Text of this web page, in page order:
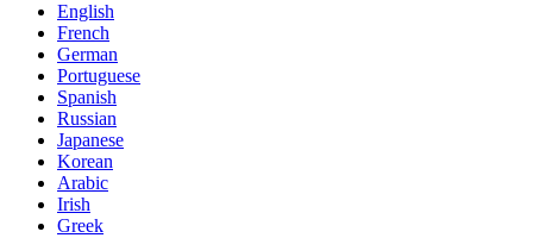
English
French
German
Portuguese
Spanish
Russian
Japanese
Korean
Arabic
Irish
Greek